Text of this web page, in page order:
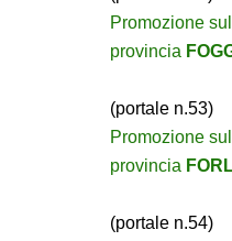
Promozione
provincia
(portale n.53)
Promozione
provincia
(portale n.54)